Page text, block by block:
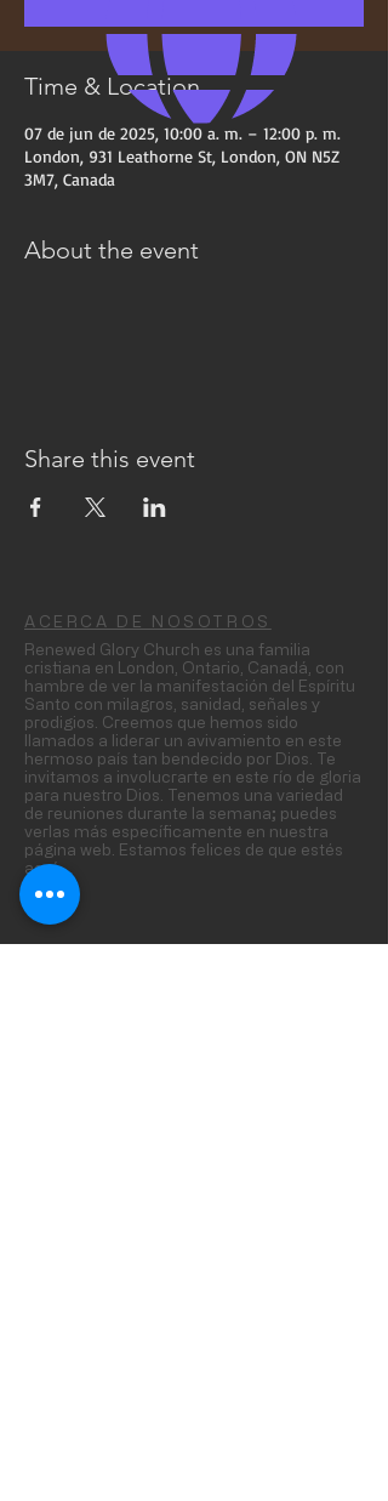
Time & Location
07 de jun de 2025, 10:00 a. m. – 12:00 p. m.
London, 931 Leathorne St, London, ON N5Z
3M7, Canada
About the event
Share this event
ACERCA DE NOSOTROS
Renewed Glory Church es una familia
cristiana en London, Ontario, Canadá, con
hambre de ver la manifestación del Espíritu
Santo con milagros, sanidad, señales y
prodigios. Creemos que hemos sido
llamados a liderar un avivamiento en este
hermoso país tan bendecido por Dios. Te
invitamos a involucrarte en este río de gloria
para nuestro Dios. Tenemos una variedad
de reuniones durante la semana; puedes
verlas más específicamente en nuestra
página web. Estamos felices de que estés
aquí.